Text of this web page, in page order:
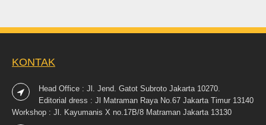
KONTAK
Head Office : Jl. Jend. Gatot Subroto Jakarta 10270.
Editorial dress : Jl Matraman Raya No.67 Jakarta Timur 13140
Workshop : Jl. Kayumanis X no.17B/8 Matraman Jakarta 13130